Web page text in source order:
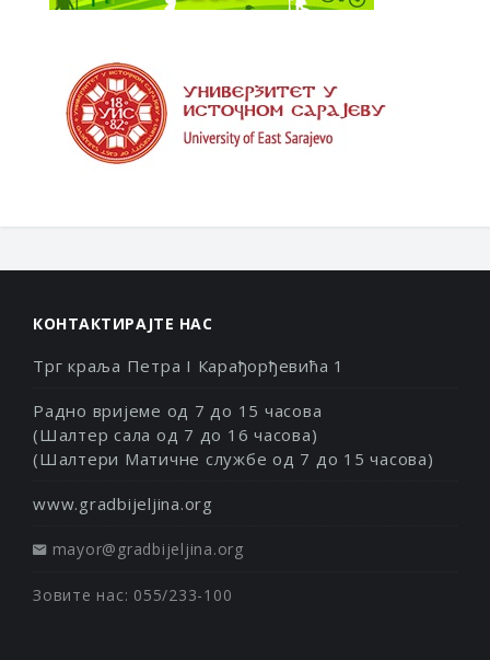
КОНТАКТИРАЈТЕ НАС
Трг краља Петра I Карађорђевића 1
Радно вријеме од 7 до 15 часова
(Шалтер сала од 7 до 16 часова)
(Шалтери Матичне службе од 7 до 15 часова)
www.gradbijeljina.org
mayor@gradbijeljina.org
Зовите нас: 055/233-100